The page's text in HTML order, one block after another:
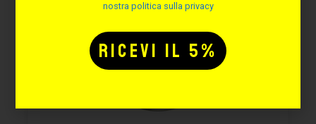
nostra politica sulla privacy